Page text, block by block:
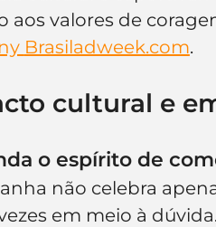
aos valores de
Brasiladweek.com.
cultural e
o espírito de
não celebra
em meio à